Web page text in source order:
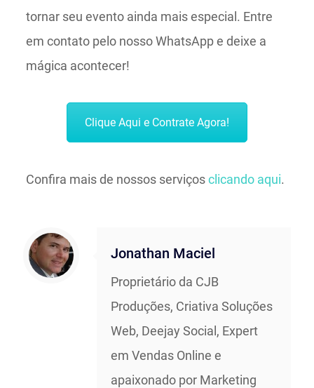
tornar seu evento ainda mais especial. Entre
em contato pelo nosso WhatsApp e deixe a
mágica acontecer!
Clique Aqui e Contrate Agora!
Confira mais de nossos serviçosclicando aqui.
Jonathan Maciel
Proprietário da CJB
Produções, Criativa Soluções
Web, Deejay Social, Expert
em Vendas Online e
apaixonado por Marketing